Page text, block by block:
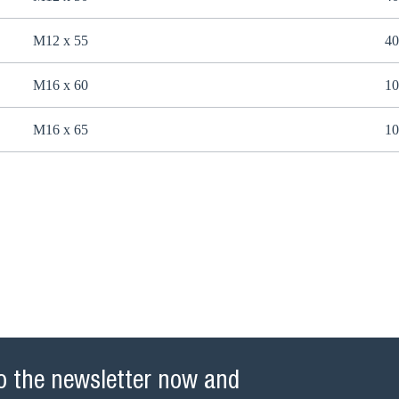
M12 x 55 40
M16 x 60
M16 x 65
the newsletter now and